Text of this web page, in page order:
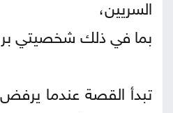
بما في ذلك شخصيتي
تبدأ القصة عندما يرفض